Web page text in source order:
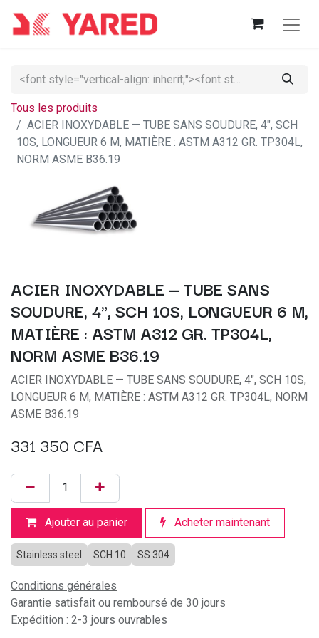
Tous les produits
ACIER INOXYDABLE — TUBE SANS SOUDURE, 4", SCH
10S, LONGUEUR 6 M, MATIÈRE : ASTM A312 GR. TP304L,
NORM ASME B36.19
ACIER INOXYDABLE — TUBE SANS
SOUDURE, 4", SCH 10S, LONGUEUR 6 M,
MATIÈRE : ASTM A312 GR. TP304L,
NORM ASME B36.19
ACIER INOXYDABLE — TUBE SANS SOUDURE, 4", SCH 10S,
LONGUEUR 6 M, MATIÈRE : ASTM A312 GR. TP304L, NORM
ASME B36.19
331 350 CFA
Ajouter au panier Acheter maintenant
Stainless steel SCH 10 SS 304
Conditions générales
Garantie satisfait ou remboursé de 30 jours
Expédition : 2-3 jours ouvrables